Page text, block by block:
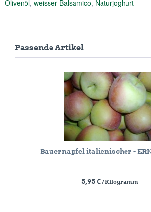
Olivenöl, weisser Balsamico, Naturjoghurt
Passende Artikel
Bauernapfel italienischer -
5,95 € / Kilogramm